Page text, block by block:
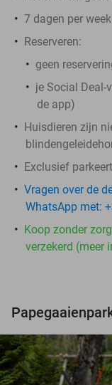
7 dagen per
Reserveren:
geen
je Social Deal-
de app)
Huisdieren zijn
Exclusief
Vragen over de
WhatsApp met:
Koop zonder
verzekerd (meer